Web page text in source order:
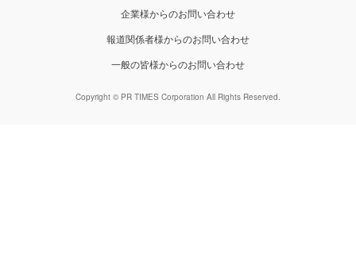
企業様からのお問い合わせ
報道関係者様からのお問い合わせ
一般の皆様からのお問い合わせ
Copyright © PR TIMES Corporation All Rights Reserved.